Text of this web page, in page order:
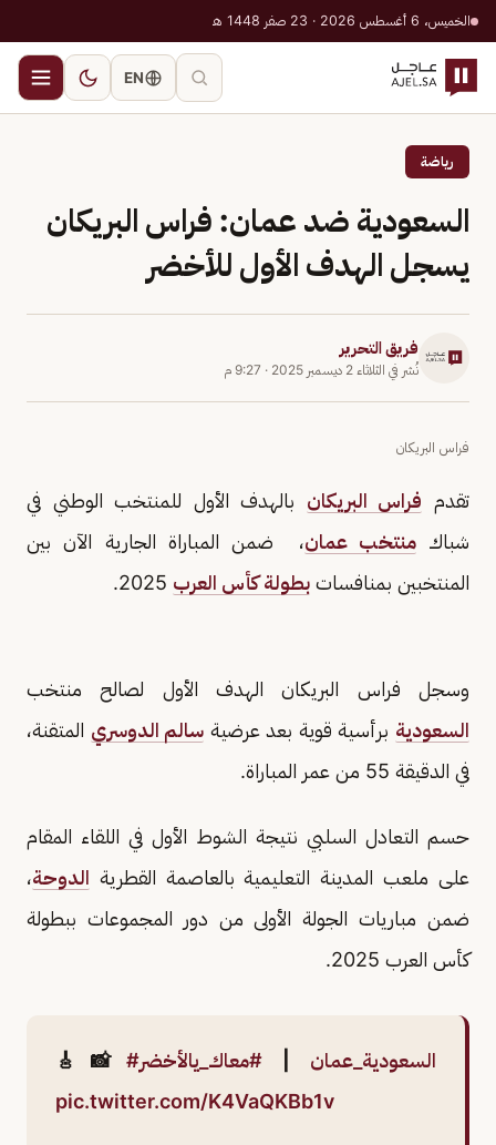
الخميس، 6 أغسطس 2026 · 23 صفر 1448 هـ
EN
رياضة
السعودية ضد عمان: فراس البريكان
يسجل الهدف الأول للأخضر
فريق التحرير
نُشر في الثلاثاء 2 ديسمبر 2025 · 9:27 م
فراس البريكان
تقدم فراس البريكان بالهدف الأول للمنتخب الوطني في
شباكمنتخب عمان، ضمن المباراة الجارية الآن بين
المنتخبين بمنافسات بطولة كأس العرب
وسجل فراس البريكان الهدف الأول لصالح منتخب
السعودية برأسية قوية بعد عرضية سالم الدوسري المتقنة،
في الدقيقة 55 من عمر المباراة.
حسم التعادل السلبي نتيجة الشوط الأول في اللقاء المقام
على ملعب المدينة التعليمية بالعاصمة القطرية الدوحة،
ضمن مباريات الجولة الأولى من دور المجموعات ببطولة
كأس العرب 2025.
🎸📸 #السعودية_عمان
#معاك_يالأخضر
pic.twitter.com/K4VaQKBb1v